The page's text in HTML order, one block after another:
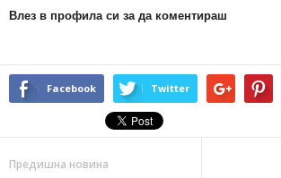
Влез в профила си за да коментираш
Facebook Twitter
Предишна новина